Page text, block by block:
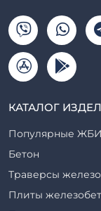
КАТАЛОГ
Популярные
Бетон
Траверсы
Плиты